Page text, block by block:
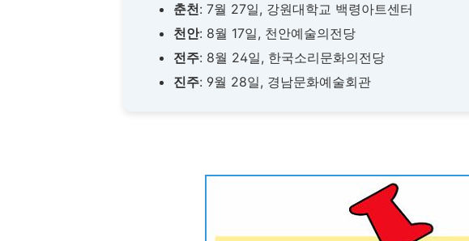
춘천: 7월 27일, 강원대학교 백령아트센터
천안: 8월 17일, 천안예술의전당
전주: 8월 24일, 한국소리문화의전당
진주: 9월 28일, 경남문화예술회관